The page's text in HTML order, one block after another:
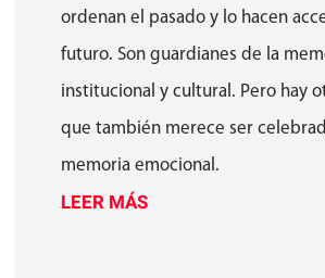
ordenan el pasado y lo hacen
futuro. Son guardianes de la
institucional y cultural. Pero hay
que también merece ser
memoria emocional.
LEER MÁS